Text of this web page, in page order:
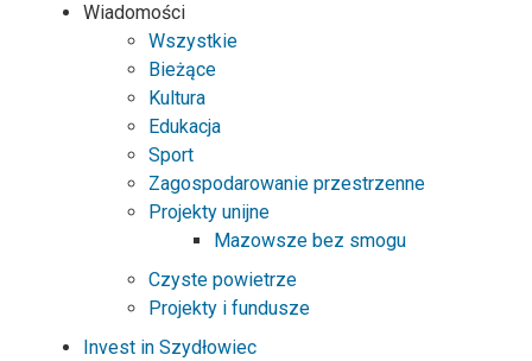
Wiadomości
Wszystkie
Bieżące
Kultura
Edukacja
Sport
Zagospodarowanie przestrzenne
Projekty unijne
Mazowsze bez smogu
Czyste powietrze
Projekty i fundusze
Invest in Szydłowiec